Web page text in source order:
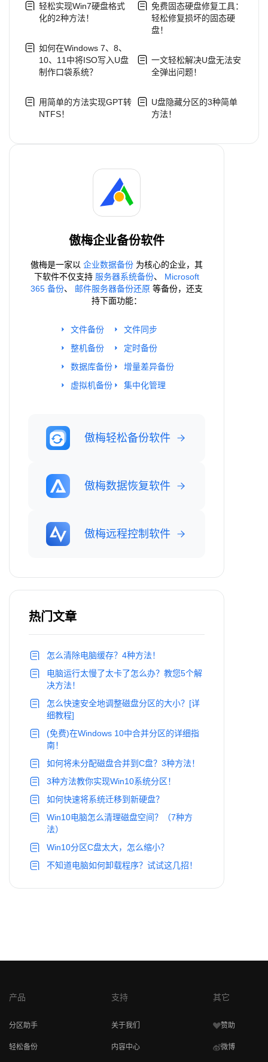
轻松实现Win7硬盘格式
化的2种方法！
如何在Windows 7、8、
10、11中将ISO写入U盘
制作口袋系统？
用简单的方法实现GPT转
NTFS！
免费固态硬盘修复工具：
轻松修复损坏的固态硬
盘！
一文轻松解决U盘无法安
全弹出问题！
U盘隐藏分区的3种简单
方法！
傲梅企业备份软件
傲梅是一家以 企业数据备份 为核心的企业，其
下软件不仅支持 服务器系统备份、 Microsoft
365 备份、 邮件服务器备份还原 等备份，还支
持下面功能：
文件备份
整机备份
数据库备份
虚拟机备份
文件同步
定时备份
增量差异备份
集中化管理
傲梅轻松备份软件
傲梅数据恢复软件
傲梅远程控制软件
热门文章
怎么清除电脑缓存？4种方法！
电脑运行太慢了太卡了怎么办？教您5个解
决方法！
怎么快速安全地调整磁盘分区的大小？[详
细教程]
(免费)在Windows 10中合并分区的详细指
南！
如何将未分配磁盘合并到C盘？3种方法！
3种方法教你实现Win10系统分区！
如何快速将系统迁移到新硬盘？
Win10电脑怎么清理磁盘空间？（7种方
法）
Win10分区C盘太大，怎么缩小？
不知道电脑如何卸载程序？试试这几招！
产品
分区助手
轻松备份
支持
关于我们
内容中心
其它
赞助
微博